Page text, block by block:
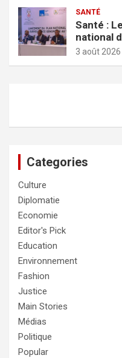
SANTÉ
Santé :
national
3 août 2026
Categories
Culture
Diplomatie
Economie
Editor's Pick
Education
Environnement
Fashion
Justice
Main Stories
Médias
Politique
Popular